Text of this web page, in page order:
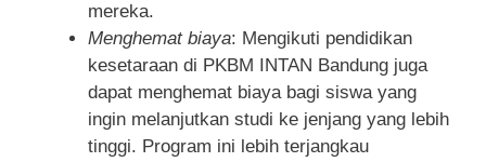
mereka.
Menghemat biaya: Mengikuti pendidikan
kesetaraan di PKBM INTAN Bandung juga
dapat menghemat biaya bagi siswa yang
ingin melanjutkan studi ke jenjang yang lebih
tinggi. Program ini lebih terjangkau